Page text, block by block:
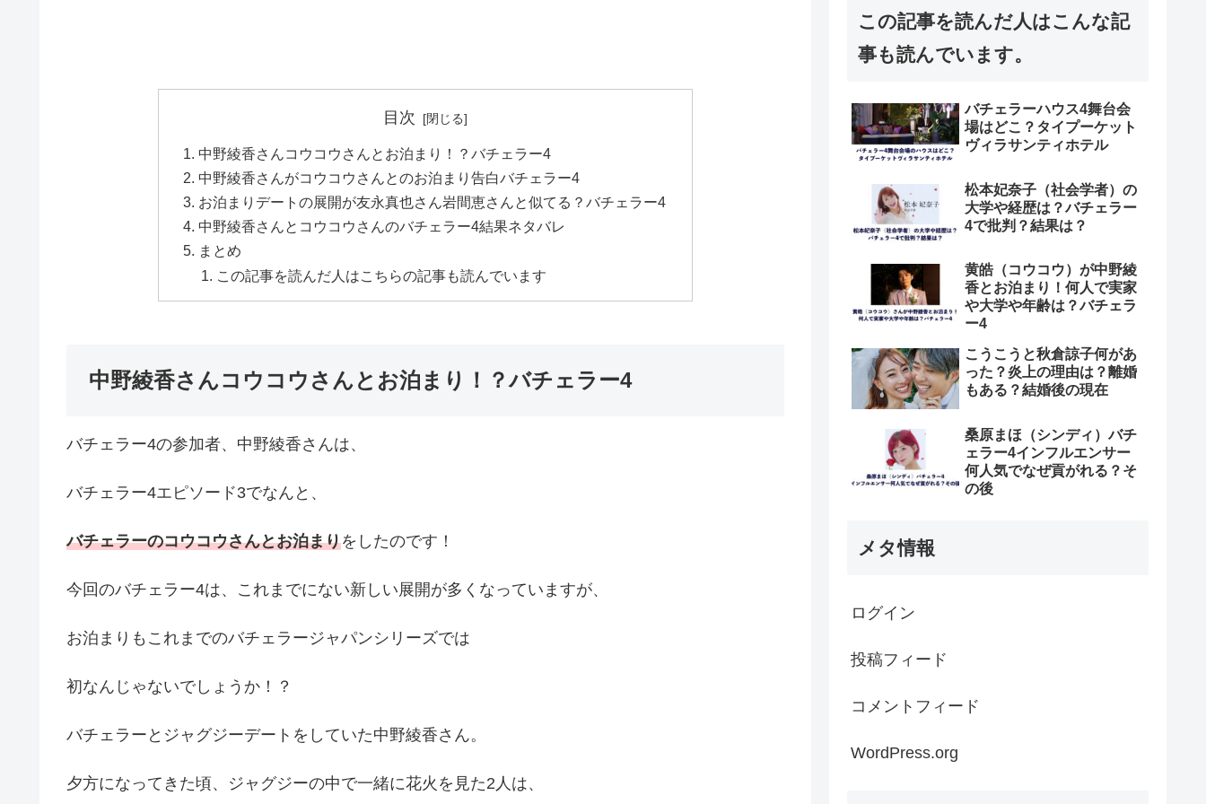
目次
中野綾香さんコウコウさんとお泊まり！？バチェラー4
中野綾香さんがコウコウさんとのお泊まり告白バチェラー4
お泊まりデートの展開が友永真也さん岩間恵さんと似てる？バチェラー4
中野綾香さんとコウコウさんのバチェラー4結果ネタバレ
まとめ
この記事を読んだ人はこちらの記事も読んでいます
中野綾香さんコウコウさんとお泊まり！？バチェラー4
バチェラー4の参加者、中野綾香さんは、
バチェラー4エピソード3でなんと、
バチェラーのコウコウさんとお泊まりをしたのです！
今回のバチェラー4は、これまでにない新しい展開が多くなっていますが、
お泊まりもこれまでのバチェラージャパンシリーズでは
初なんじゃないでしょうか！？
バチェラーとジャグジーデートをしていた中野綾香さん。
夕方になってきた頃、ジャグジーの中で一緒に花火を見た2人は、
この記事を読んだ人はこんな記
事も読んでいます。
バチェラーハウス4舞台会
場はどこ？タイプーケット
ヴィラサンティホテル
松本妃奈子（社会学者）の
大学や経歴は？バチェラー
4で批判？結果は？
黄皓（コウコウ）が中野綾
香とお泊まり！何人で実家
や大学や年齢は？バチェラ
ー4
こうこうと秋倉諒子何があ
った？炎上の理由は？離婚
もある？結婚後の現在
桑原まほ（シンディ）バチ
ェラー4インフルエンサー
何人気でなぜ貢がれる？そ
の後
メタ情報
ログイン
投稿フィード
コメントフィード
WordPress.org